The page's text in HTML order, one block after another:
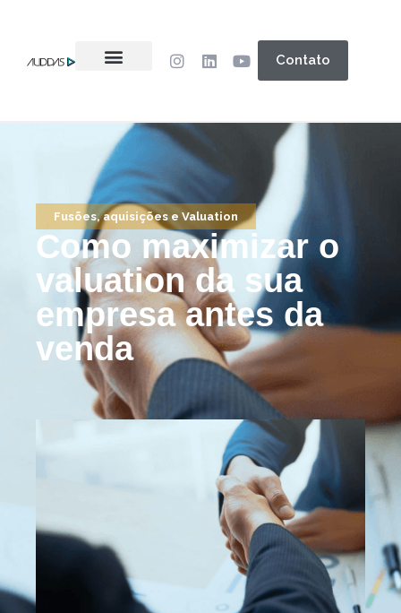
Contato
Fusões, aquisições e Valuation
Como maximizar o
valuation da sua
empresa antes da
venda